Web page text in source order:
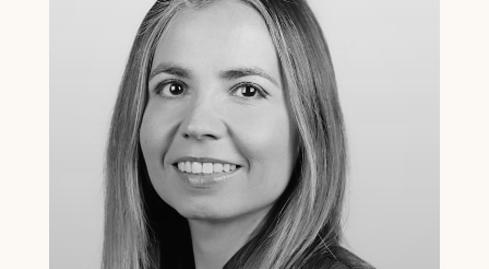
Licenciada en odontología por la
Universidad Alfonso X el Sabio,
colegiada nº 28007545, Master en
ortodoncia. Certificación Invisalign,
Insignia y Harmony. Master Damon.
Miembro de la sociedad Española